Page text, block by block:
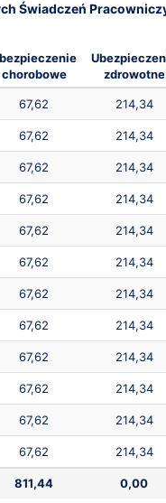
Świadczeń
chorobowe
zdrowotne
67,62 214,34
67,62 214,34
67,62 214,34
67,62 214,34
67,62 214,34
67,62 214,34
67,62 214,34
67,62 214,34
67,62 214,34
67,62 214,34
67,62 214,34
67,62 214,34
811,44 0,00